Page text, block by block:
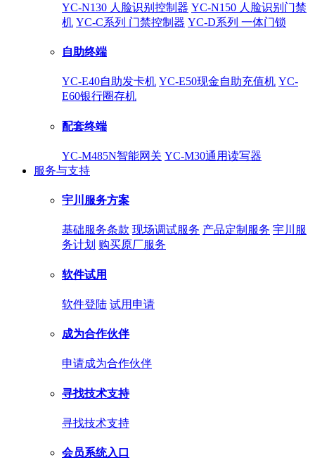
YC-N130 人脸识别控制器 YC-N150 人脸识别门禁
机 YC-C系列 门禁控制器 YC-D系列 一体门锁
自助终端
YC-E40自助发卡机 YC-E50现金自助充值机 YC-
E60银行圈存机
配套终端
YC-M485N智能网关 YC-M30通用读写器
服务与支持
宇川服务方案
基础服务条款 现场调试服务 产品定制服务 宇川服
务计划 购买原厂服务
软件试用
软件登陆 试用申请
成为合作伙伴
申请成为合作伙伴
寻找技术支持
寻找技术支持
会员系统入口